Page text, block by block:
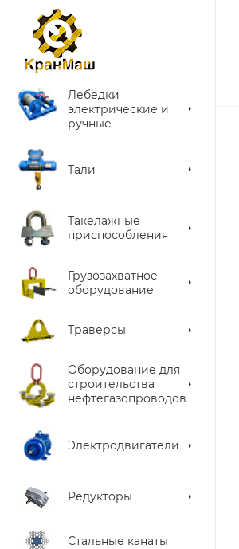
Лебедки
электрические и
ручные
Тали
Такелажные
приспособления
Грузозахватное
оборудование
Траверсы
Оборудование для
строительства
нефтегазопроводов
Электродвигатели
Редукторы
Стальные канаты